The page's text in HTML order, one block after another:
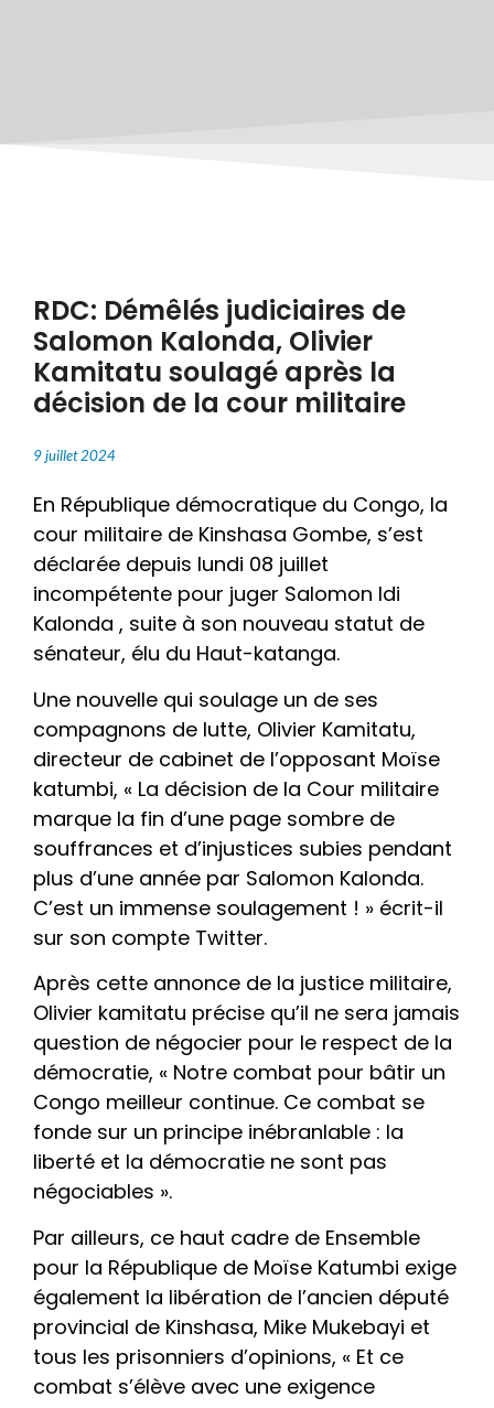
RDC: Démêlés judiciaires de
Salomon Kalonda, Olivier
Kamitatu soulagé après la
décision de la cour militaire
9 juillet 2024
En République démocratique du Congo, la
cour militaire de Kinshasa Gombe, s’est
déclarée depuis lundi 08 juillet
incompétente pour juger Salomon Idi
Kalonda , suite à son nouveau statut de
sénateur, élu du Haut-katanga.
Une nouvelle qui soulage un de ses
compagnons de lutte, Olivier Kamitatu,
directeur de cabinet de l’opposant Moïse
katumbi, « La décision de la Cour militaire
marque la fin d’une page sombre de
souffrances et d’injustices subies pendant
plus d’une année par Salomon Kalonda.
C’est un immense soulagement ! » écrit-il
sur son compte Twitter.
Après cette annonce de la justice militaire,
Olivier kamitatu précise qu’il ne sera jamais
question de négocier pour le respect de la
démocratie, « Notre combat pour bâtir un
Congo meilleur continue. Ce combat se
fonde sur un principe inébranlable : la
liberté et la démocratie ne sont pas
négociables ».
Par ailleurs, ce haut cadre de Ensemble
pour la République de Moïse Katumbi exige
également la libération de l’ancien député
provincial de Kinshasa, Mike Mukebayi et
tous les prisonniers d’opinions, « Et ce
combat s’élève avec une exigence